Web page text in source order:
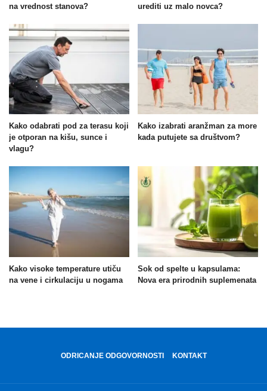
na vrednost stanova?
urediti uz malo novca?
Kako odabrati pod za terasu koji
je otporan na kišu, sunce i
vlagu?
Kako izabrati aranžman za more
kada putujete sa društvom?
Kako visoke temperature utiču
na vene i cirkulaciju u nogama
Sok od spelte u kapsulama:
Nova era prirodnih suplemenata
ODRICANJE ODGOVORNOSTI KONTAKT